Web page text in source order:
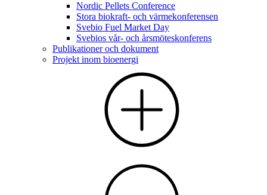
Nordic Pellets Conference
Stora biokraft- och värmekonferensen
Svebio Fuel Market Day
Svebios vår- och årsmöteskonferens
Publikationer och dokument
Projekt inom bioenergi